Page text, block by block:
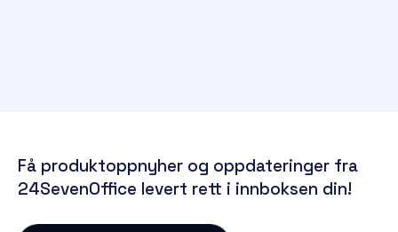
Få produktoppnyher og oppdateringer fra
24SevenOffice levert rett i innboksen din!